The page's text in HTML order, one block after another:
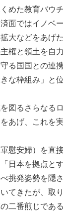
めた教育バウ
面ではイノベ
大などをあげた
と領土を自
る国国との連
な枠組み」と
図るさらなる
あげ、これを
慰安婦）を直
日本を拠点と
挑発姿勢を隠
てきたが、取
二番煎じである